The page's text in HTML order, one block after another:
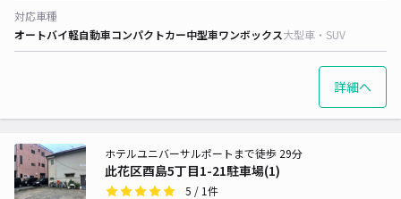
対応車種
オートバイ軽自動車コンパクトカー中型車ワンボックス大型車・SUV
詳細へ
此花区酉島5丁目1-21駐車場(1)
ホテルユニバーサルポートまで徒歩 29分
5 / 1件